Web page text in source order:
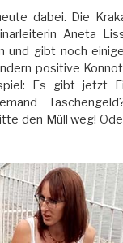
dabei. Die
Aneta
und gibt noch
positive
Es gibt jetzt
den Müll weg!